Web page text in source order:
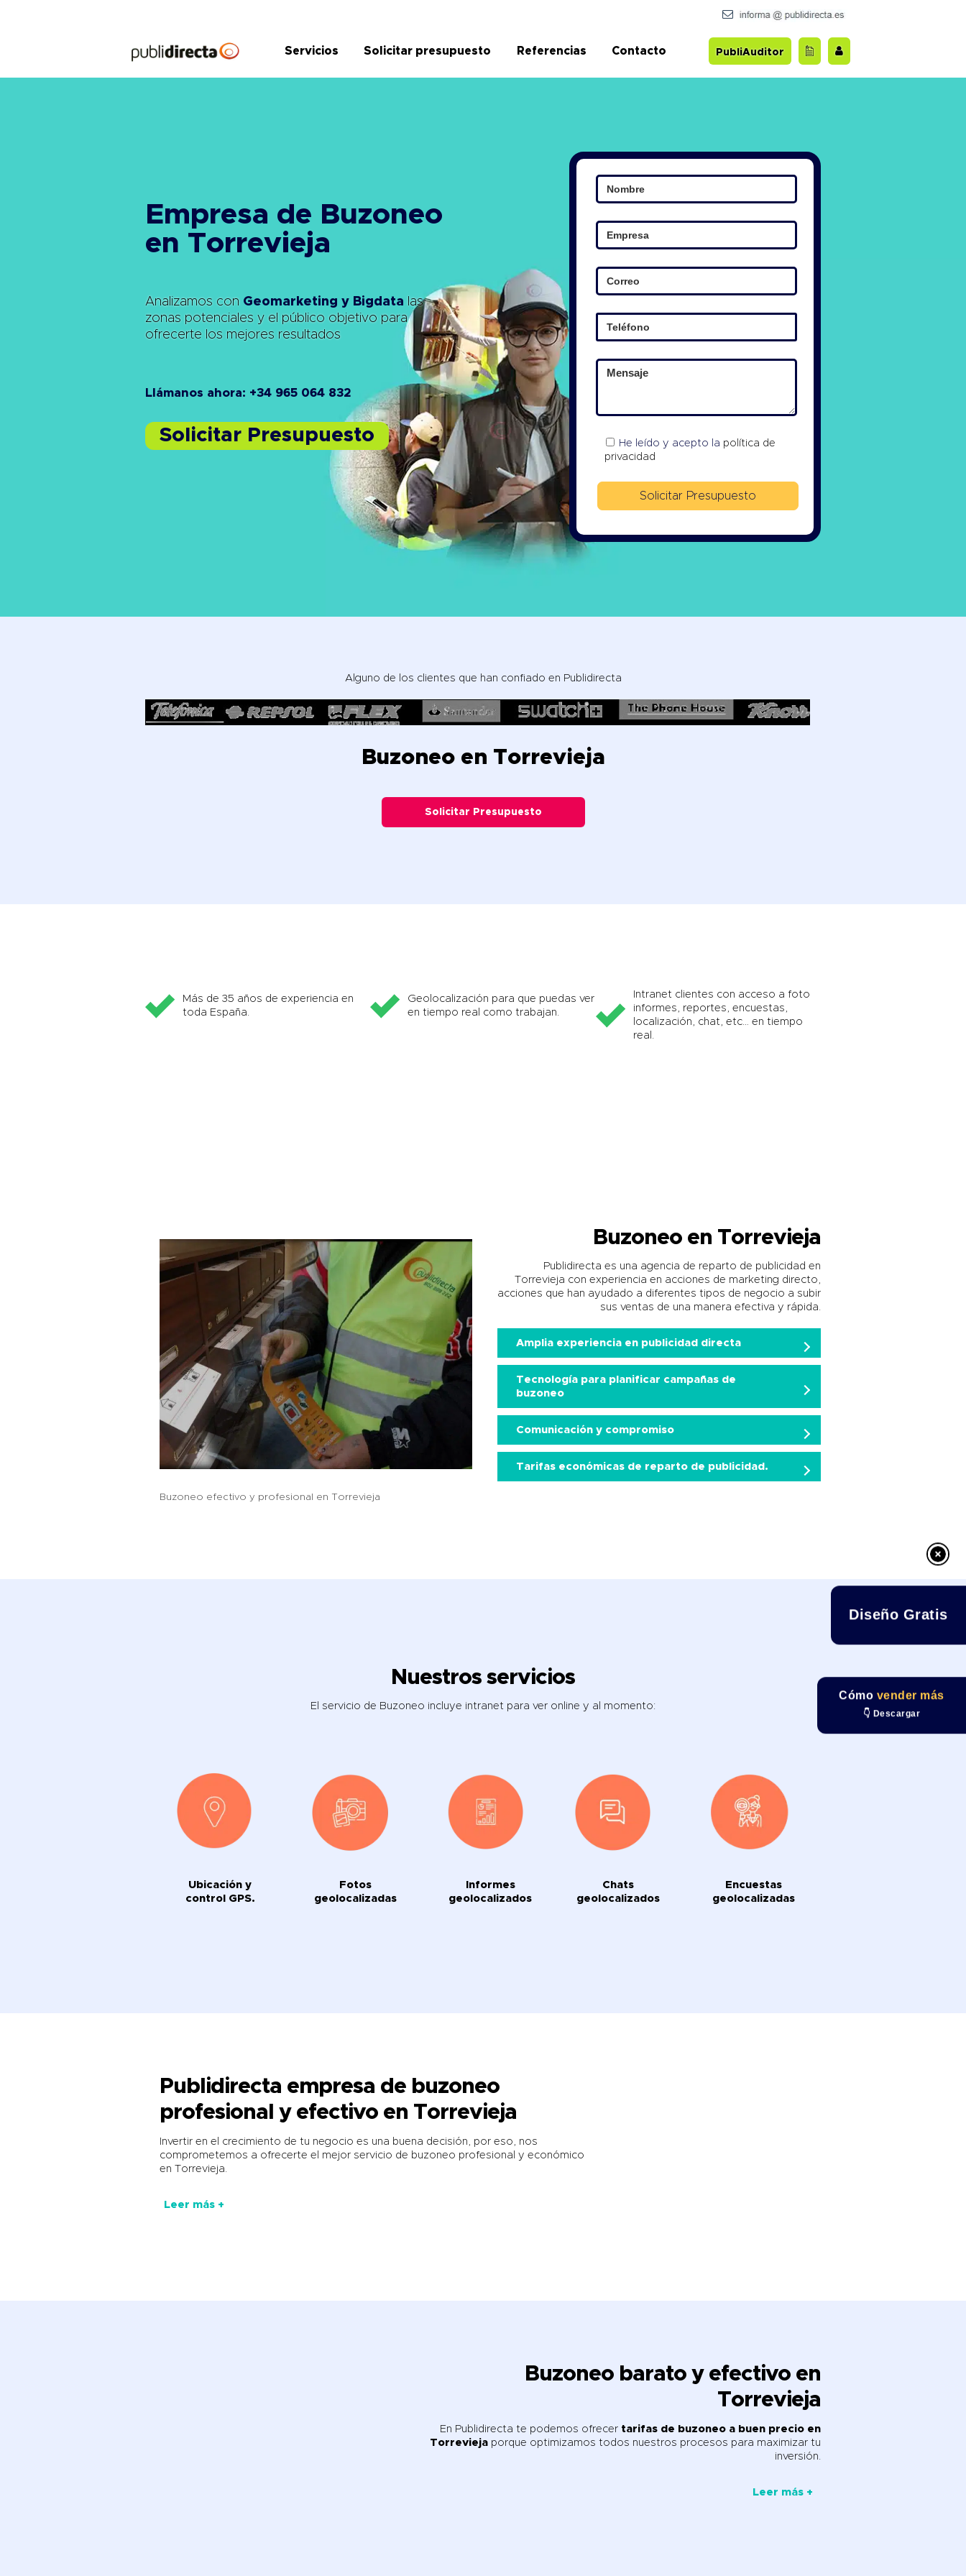
Diseño Gratis
Cómo vender más
👇 Descargar
Servicios Solicitar presupuesto Referencias Contacto PubliAuditor
Empresa de Buzoneo
en Torrevieja
Analizamos con Geomarketing y Bigdata las
zonas potenciales y el público objetivo para
ofrecerte los mejores resultados
Llámanos ahora: +34 965 064 832
Solicitar Presupuesto He leído y acepto la política de
privacidad
Alguno de los clientes que han confiado en Publidirecta
Buzoneo en Torrevieja
Solicitar Presupuesto
Más de 35 años de experiencia en
toda España.
Geolocalización para que puedas ver
en tiempo real como trabajan.
Intranet clientes con acceso a foto
informes, reportes, encuestas,
localización, chat, etc… en tiempo
real.
Buzoneo efectivo y profesional en Torrevieja
Buzoneo en Torrevieja
Publidirecta es una agencia de reparto de publicidad en
Torrevieja con experiencia en acciones de marketing directo,
acciones que han ayudado a diferentes tipos de negocio a subir
sus ventas de una manera efectiva y rápida.
Amplia experiencia en publicidad directa
Tecnología para planificar campañas de
buzoneo
Comunicación y compromiso
Tarifas económicas de reparto de publicidad.
Nuestros servicios
El servicio de Buzoneo incluye intranet para ver online y al momento:
Ubicación y
control GPS.
Fotos
geolocalizadas
Informes
geolocalizados
Chats
geolocalizados
Encuestas
geolocalizadas
Publidirecta empresa de buzoneo
profesional y efectivo en Torrevieja
Invertir en el crecimiento de tu negocio es una buena decisión, por eso, nos
comprometemos a ofrecerte el mejor servicio de buzoneo profesional y económico
en Torrevieja.
Leer más +
Buzoneo barato y efectivo en
Torrevieja
En Publidirecta te podemos ofrecer tarifas de buzoneo a buen precio en
Torrevieja porque optimizamos todos nuestros procesos para maximizar tu
inversión.
Leer más +